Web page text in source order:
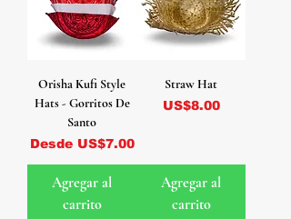
Orisha Kufi Style
Hats - Gorritos De
Santo
Desde US$7.00
Precio de oferta
Agregar al
carrito
Straw Hat
Precio
US$8.00
Agregar al
carrito